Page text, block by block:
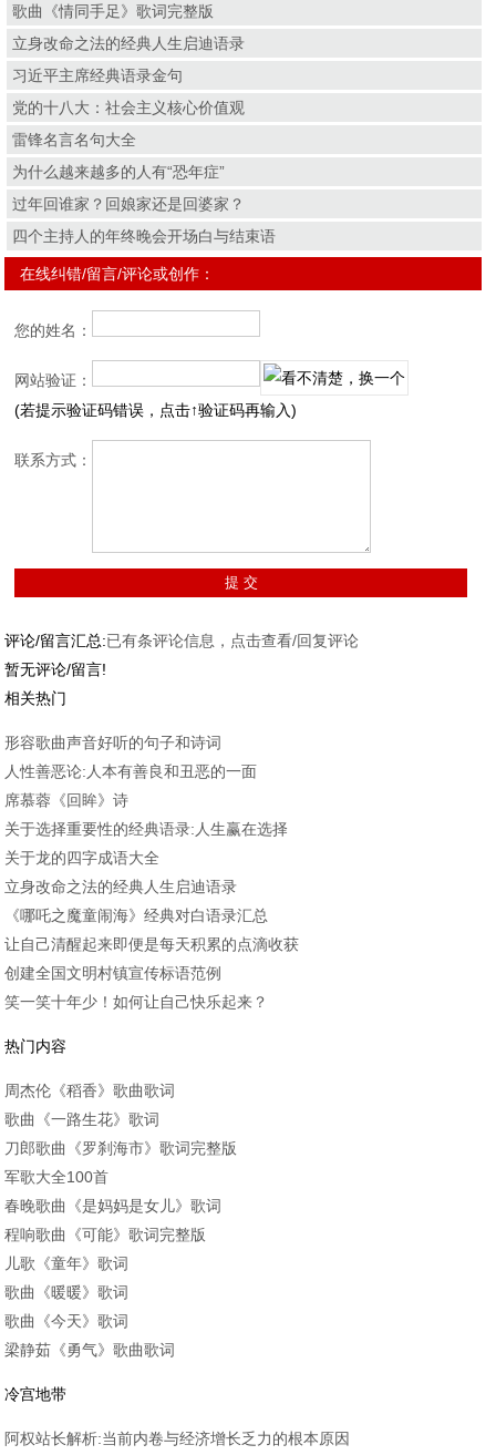
歌曲《情同手足》歌词完整版
立身改命之法的经典人生启迪语录
习近平主席经典语录金句
党的十八大：社会主义核心价值观
雷锋名言名句大全
为什么越来越多的人有“恐年症”
过年回谁家？回娘家还是回婆家？
四个主持人的年终晚会开场白与结束语
在线纠错/留言/评论或创作：
您的姓名：
网站验证：
(若提示验证码错误，点击↑验证码再输入)
联系方式：
评论/留言汇总:已有条评论信息，点击查看/回复评论
暂无评论/留言!
相关热门
形容歌曲声音好听的句子和诗词
人性善恶论:人本有善良和丑恶的一面
席慕蓉《回眸》诗
关于选择重要性的经典语录:人生赢在选择
关于龙的四字成语大全
立身改命之法的经典人生启迪语录
《哪吒之魔童闹海》经典对白语录汇总
让自己清醒起来即便是每天积累的点滴收获
创建全国文明村镇宣传标语范例
笑一笑十年少！如何让自己快乐起来？
热门内容
周杰伦《稻香》歌曲歌词
歌曲《一路生花》歌词
刀郎歌曲《罗刹海市》歌词完整版
军歌大全100首
春晚歌曲《是妈妈是女儿》歌词
程响歌曲《可能》歌词完整版
儿歌《童年》歌词
歌曲《暖暖》歌词
歌曲《今天》歌词
梁静茹《勇气》歌曲歌词
冷宫地带
阿权站长解析:当前内卷与经济增长乏力的根本原因